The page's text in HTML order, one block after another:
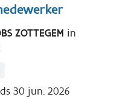
ZOTTEGEM in
30 jun. 2026